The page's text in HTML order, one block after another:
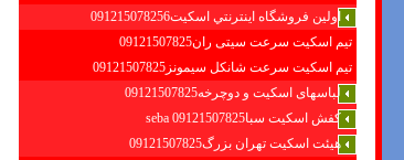
اولين فروشگاه اينترنتي اسكيت091215078256
تیم اسکیت سرعت سیتی ران09121507825
تیم اسکیت سرعت شانکل سیمونز09121507825
لباسهای اسکیت و دوچرخه09121507825
کفش اسکیت سبا09121507825 seba
هیئت اسکیت تهران بزرگ09121507825